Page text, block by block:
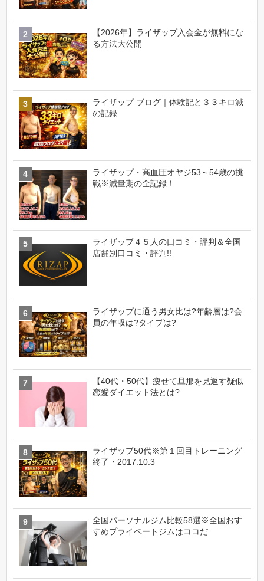
【2026年】ライザップ入会金が無料にな
る方法大公開
ライザップ ブログ｜体験記と３３キロ減
の記録
ライザップ・高血圧オヤジ53～54歳の挑
戦※減量期の全記録！
ライザップ４５人の口コミ・評判＆全国
店舗別口コミ・評判!!
ライザップに通う男女比は?年齢層は?会
員の年収は?タイプは?
【40代・50代】痩せて旦那を見返す疑似
恋愛ダイエット法とは?
ライザップ50代※第１回目トレーニング
終了・2017.10.3
全国パーソナルジム比較58選※全国おす
すめプライベートジムはココだ